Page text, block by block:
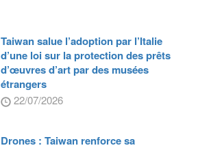
Taiwan salue l’adoption par l’Italie
d’une loi sur la protection des prêts
d’œuvres d’art par des musées
étrangers
22/07/2026
Drones : Taiwan renforce sa